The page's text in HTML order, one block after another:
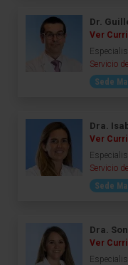
Dr.
Ver
Servicio
Sede
Dra.
Ver
Servicio
Sede
Dra.
Ver